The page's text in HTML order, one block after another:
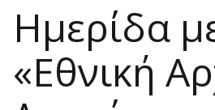
Ημερίδα
«Εθνική